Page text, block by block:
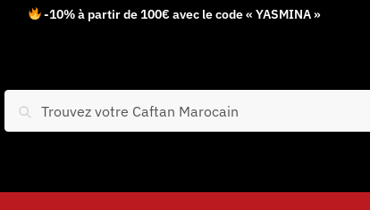
-10% à partir de 100€ avec le code « YASMINA »
Recherche